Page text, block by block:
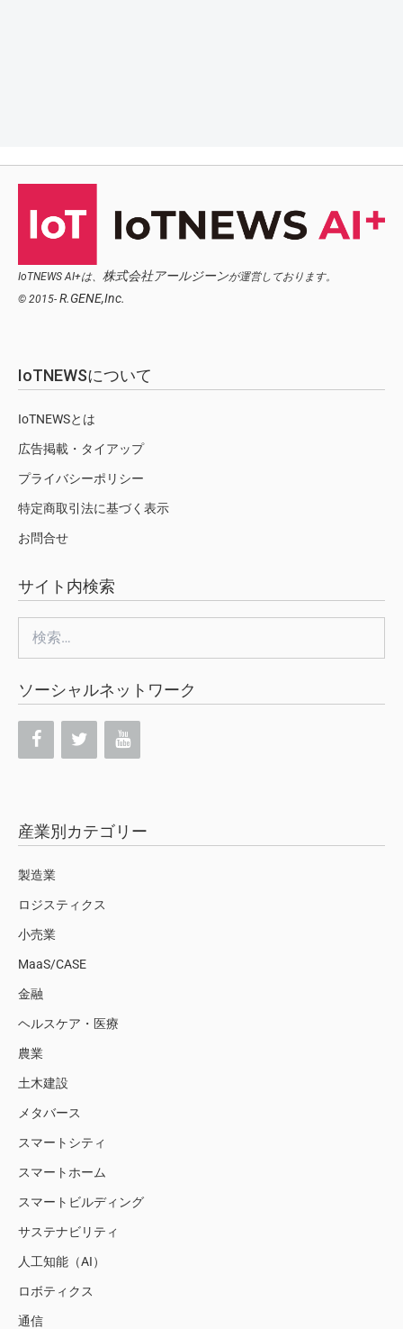
IoTNEWS AI+は、 株式会社アールジーンが運営しております。
© 2015- R.GENE,Inc.
IoTNEWSについて
IoTNEWSとは
広告掲載・タイアップ
プライバシーポリシー
特定商取引法に基づく表示
お問合せ
サイト内検索
索:
ソーシャルネットワーク
産業別カテゴリー
製造業
ロジスティクス
小売業
MaaS/CASE
金融
ヘルスケア・医療
農業
土木建設
メタバース
スマートシティ
スマートホーム
スマートビルディング
サステナビリティ
人工知能（AI）
ロボティクス
通信